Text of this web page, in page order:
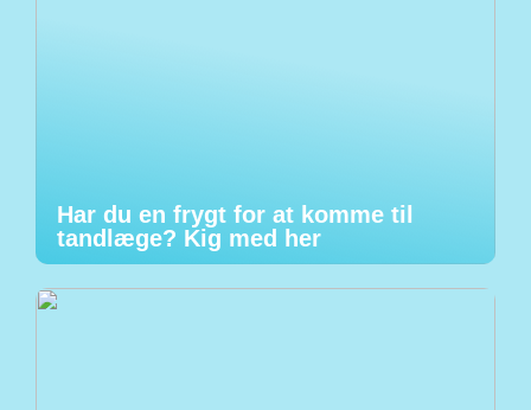
Har du en frygt for at komme til
tandlæge? Kig med her